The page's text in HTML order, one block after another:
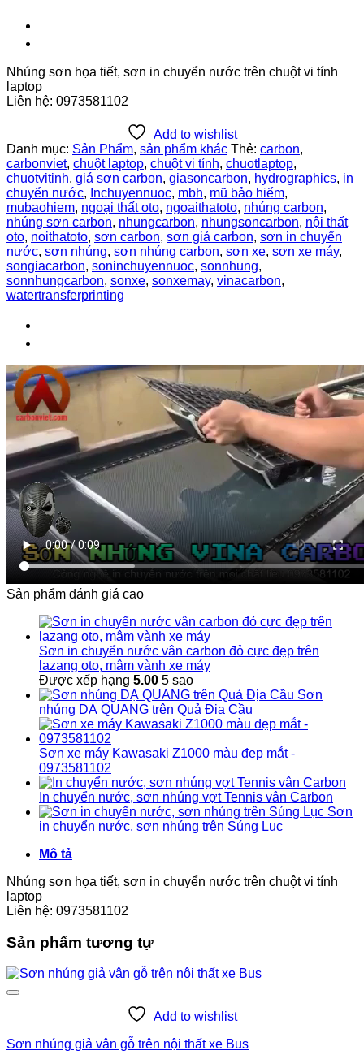
Nhúng sơn họa tiết, sơn in chuyển nước trên chuột vi tính
laptop
Liên hệ: 0973581102
Add to wishlist
Danh mục: Sản Phẩm, sản phẩm khác Thẻ: carbon,
carbonviet, chuột laptop, chuột vi tính, chuotlaptop,
chuotvitinh, giá sơn carbon, giasoncarbon, hydrographics, in
chuyển nước, Inchuyennuoc, mbh, mũ bảo hiểm,
mubaohiem, ngoại thất oto, ngoaithatoto, nhúng carbon,
nhúng sơn carbon, nhungcarbon, nhungsoncarbon, nội thất
oto, noithatoto, sơn carbon, sơn giả carbon, sơn in chuyển
nước, sơn nhúng, sơn nhúng carbon, sơn xe, sơn xe máy,
songiacarbon, soninchuyennuoc, sonnhung,
sonnhungcarbon, sonxe, sonxemay, vinacarbon,
watertransferprinting
Sản phẩm đánh giá cao
Sơn in chuyển nước vân carbon đỏ cực đẹp trên
lazang oto, mâm vành xe máy
Được xếp hạng 5.00 5 sao
Sơn
nhúng DẠ QUANG trên Quả Địa Cầu
Sơn xe máy Kawasaki Z1000 màu đẹp mắt -
0973581102
In chuyển nước, sơn nhúng vợt Tennis vân Carbon
Sơn
in chuyển nước, sơn nhúng trên Súng Lục
Mô tả
Nhúng sơn họa tiết, sơn in chuyển nước trên chuột vi tính
laptop
Liên hệ: 0973581102
Sản phẩm tương tự
Add to wishlist
Sơn nhúng giả vân gỗ trên nội thất xe Bus